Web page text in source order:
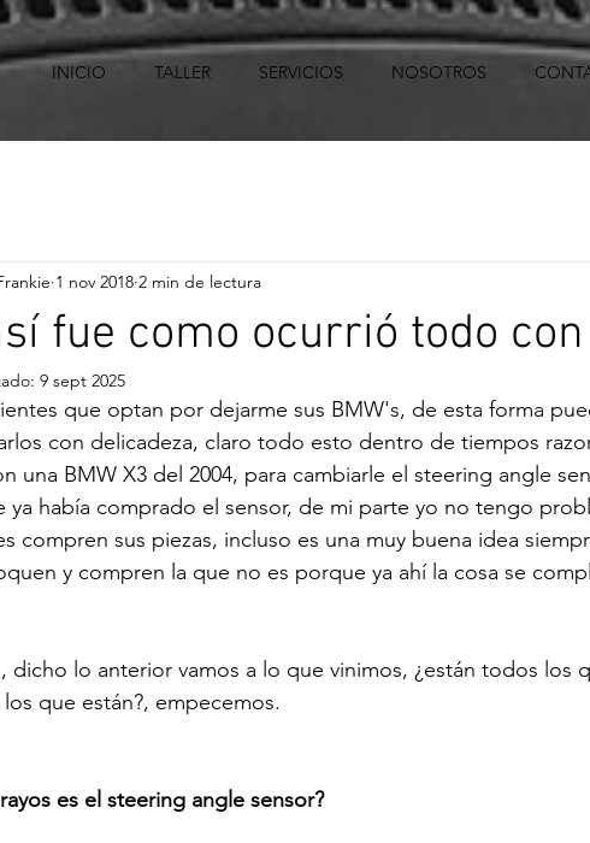
INICIO TALLER SERVICIOS NOSOTROS
fue como ocurrió todo
1 nov 2018 2 min de lectura
9 sept 2025
que optan por dejarme sus BMW's, de esta forma
con delicadeza, claro todo esto dentro de tiempos
una BMW X3 del 2004, para cambiarle el steering angle
ya había comprado el sensor, de mi parte yo no tengo
compren sus piezas, incluso es una muy buena idea
y compren la que no es porque ya ahí la cosa se
dicho lo anterior vamos a lo que vinimos, ¿están todos los
que están?, empecemos.
es el steering angle sensor?